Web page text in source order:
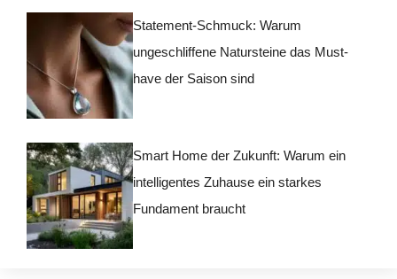
Statement-Schmuck: Warum
ungeschliffene Natursteine das Must-
have der Saison sind
Smart Home der Zukunft: Warum ein
intelligentes Zuhause ein starkes
Fundament braucht